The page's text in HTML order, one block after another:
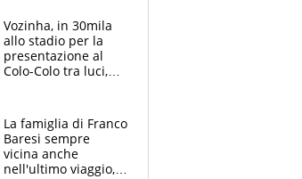
Vozinha, in 30mila
allo stadio per la
presentazione al
Colo-Colo tra luci,
La famiglia di Franco
Baresi sempre
vicina anche
nell'ultimo viaggio,